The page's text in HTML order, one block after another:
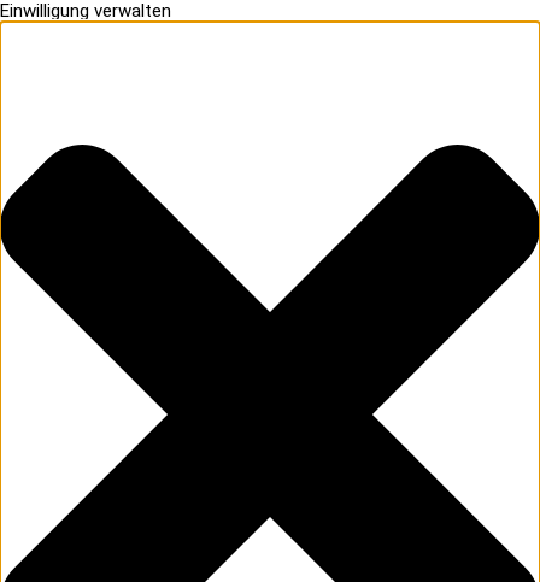
Einwilligung verwalten